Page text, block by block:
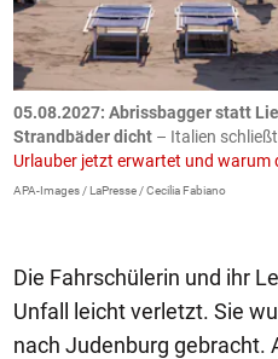
05.08.2027: Abrissbagger statt
Strandbäder dicht – Italien
Urlauber jetzt erwartet und warum
APA-Images / LaPresse / Cecilia Fabiano
Die Fahrschülerin und ihr
Unfall leicht verletzt. Sie
nach Judenburg gebracht.